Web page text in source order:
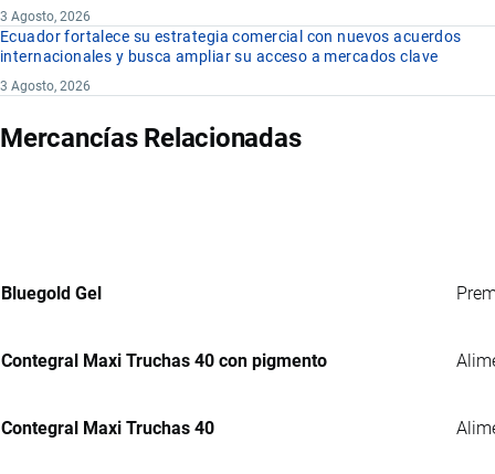
3 Agosto, 2026
Ecuador fortalece su estrategia comercial con nuevos acuerdos
internacionales y busca ampliar su acceso a mercados clave
3 Agosto, 2026
Mercancías Relacionadas
Bluegold Gel
Contegral Maxi Truchas 40 con pigmento
Contegral Maxi Truchas 40